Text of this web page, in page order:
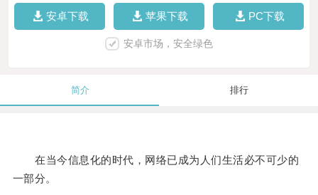
安卓下载 苹果下载 PC下载
安卓市场，安全绿色
简介 排行
在当今信息化的时代，网络已成为人们生活必不可少的
一部分。